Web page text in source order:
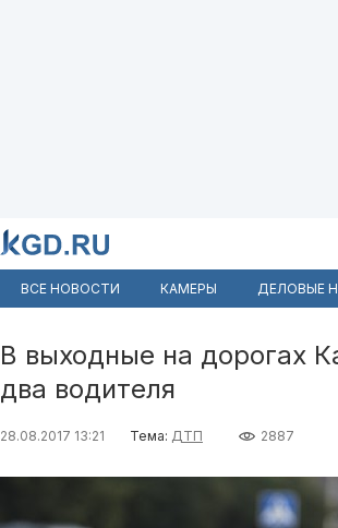
ВСЕ НОВОСТИ КАМЕРЫ ДЕЛОВЫЕ
В выходные на дорогах
два водителя
28.08.2017 13:21 Тема: ДТП 2887